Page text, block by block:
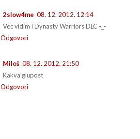
2slow4me 08. 12. 2012. 12:14
Vec vidim i Dynasty Warriors DLC -_-
Odgovori
Miloš 08. 12. 2012. 21:50
Kakva glupost
Odgovori